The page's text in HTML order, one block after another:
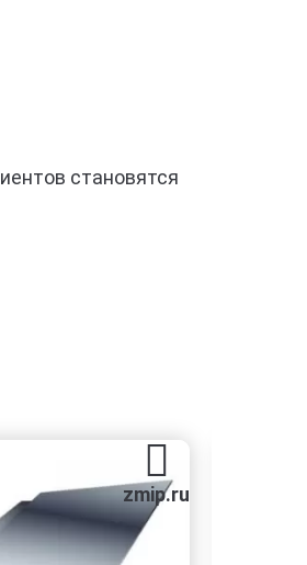
становятся
zmip.ru